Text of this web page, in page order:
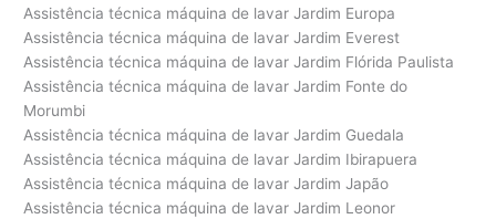
Assistência técnica máquina de lavar Jardim Europa
Assistência técnica máquina de lavar Jardim Everest
Assistência técnica máquina de lavar Jardim Flórida Paulista
Assistência técnica máquina de lavar Jardim Fonte do
Morumbi
Assistência técnica máquina de lavar Jardim Guedala
Assistência técnica máquina de lavar Jardim Ibirapuera
Assistência técnica máquina de lavar Jardim Japão
Assistência técnica máquina de lavar Jardim Leonor